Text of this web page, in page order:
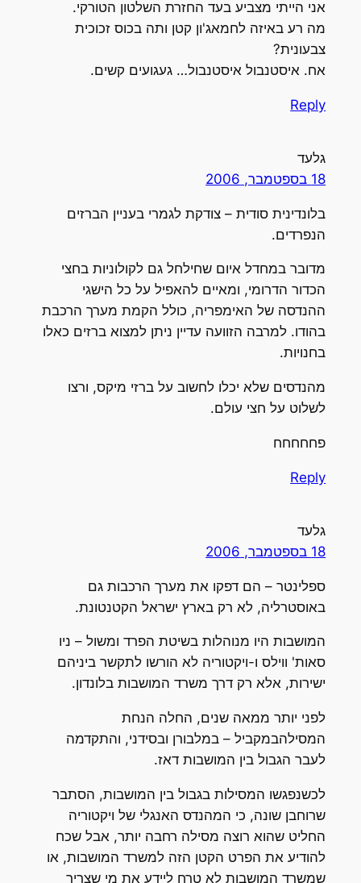
אני הייתי מצביע בעד החזרת השלטון הטורקי.
מה רע באיזה לחמאג'ון קטן ותה בכוס זכוכית
צבעונית?
אח. איסטנבול איסטנבול… געגועים קשים.
Reply
גלעד
18 בספטמבר, 2006
בלונדינית סודית – צודקת לגמרי בעניין הברזים
הנפרדים.
מדובר במחדל איום שחילחל גם לקולוניות בחצי
הכדור הדרומי, ומאיים להאפיל על כל הישגי
ההנדסה של האימפריה, כולל הקמת מערך הרכבת
בהודו. למרבה הזוועה עדיין ניתן למצוא ברזים כאלו
בחנויות.
מהנדסים שלא יכלו לחשוב על ברזי מיקס, ורצו
לשלוט על חצי עולם.
פחחחחח
Reply
גלעד
18 בספטמבר, 2006
ספלינטר – הם דפקו את מערך הרכבות גם
באוסטרליה, לא רק בארץ ישראל הקטנטונת.
המושבות היו מנוהלות בשיטת הפרד ומשול – ניו
סאות' ווילס ו-ויקטוריה לא הורשו לתקשר ביניהם
ישירות, אלא רק דרך משרד המושבות בלונדון.
לפני יותר ממאה שנים, החלה הנחת
המסילהבמקביל – במלבורן ובסידני, והתקדמה
לעבר הגבול בין המושבות דאז.
לכשנפגשו המסילות בגבול בין המושבות, הסתבר
שרוחבן שונה, כי המהנדס האנגלי של ויקטוריה
החליט שהוא רוצה מסילה רחבה יותר, אבל שכח
להודיע את הפרט הקטן הזה למשרד המושבות, או
שמשרד המושבות לא טרח ליידע את מי שצריך